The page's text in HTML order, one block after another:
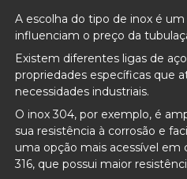
A escolha do tipo de inox é
influenciam o preço da
Existem diferentes ligas de
propriedades específicas que
necessidades industriais.
O inox 304, por exemplo, é
sua resistência à corrosão e
uma opção mais acessível em
316, que possui maior